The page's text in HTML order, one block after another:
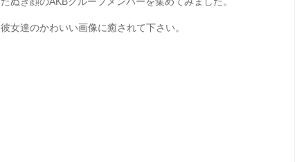
彼女達のかわいい画像に癒されて下さい。